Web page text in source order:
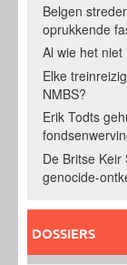
Belgen
oprukkende
Al wie het niet
Elke
NMBS?
Erik Todts
De Britse
genocide-
DOSSIERS